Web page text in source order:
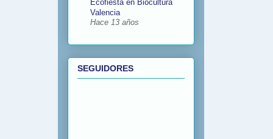
Ecofiesta en Biocultura
Valencia
Hace 13 años
SEGUIDORES